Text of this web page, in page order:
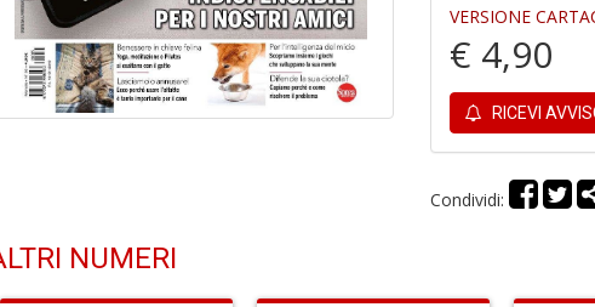
VERSIONE
€ 4,90
RICEVI
Condividi:
NUMERI